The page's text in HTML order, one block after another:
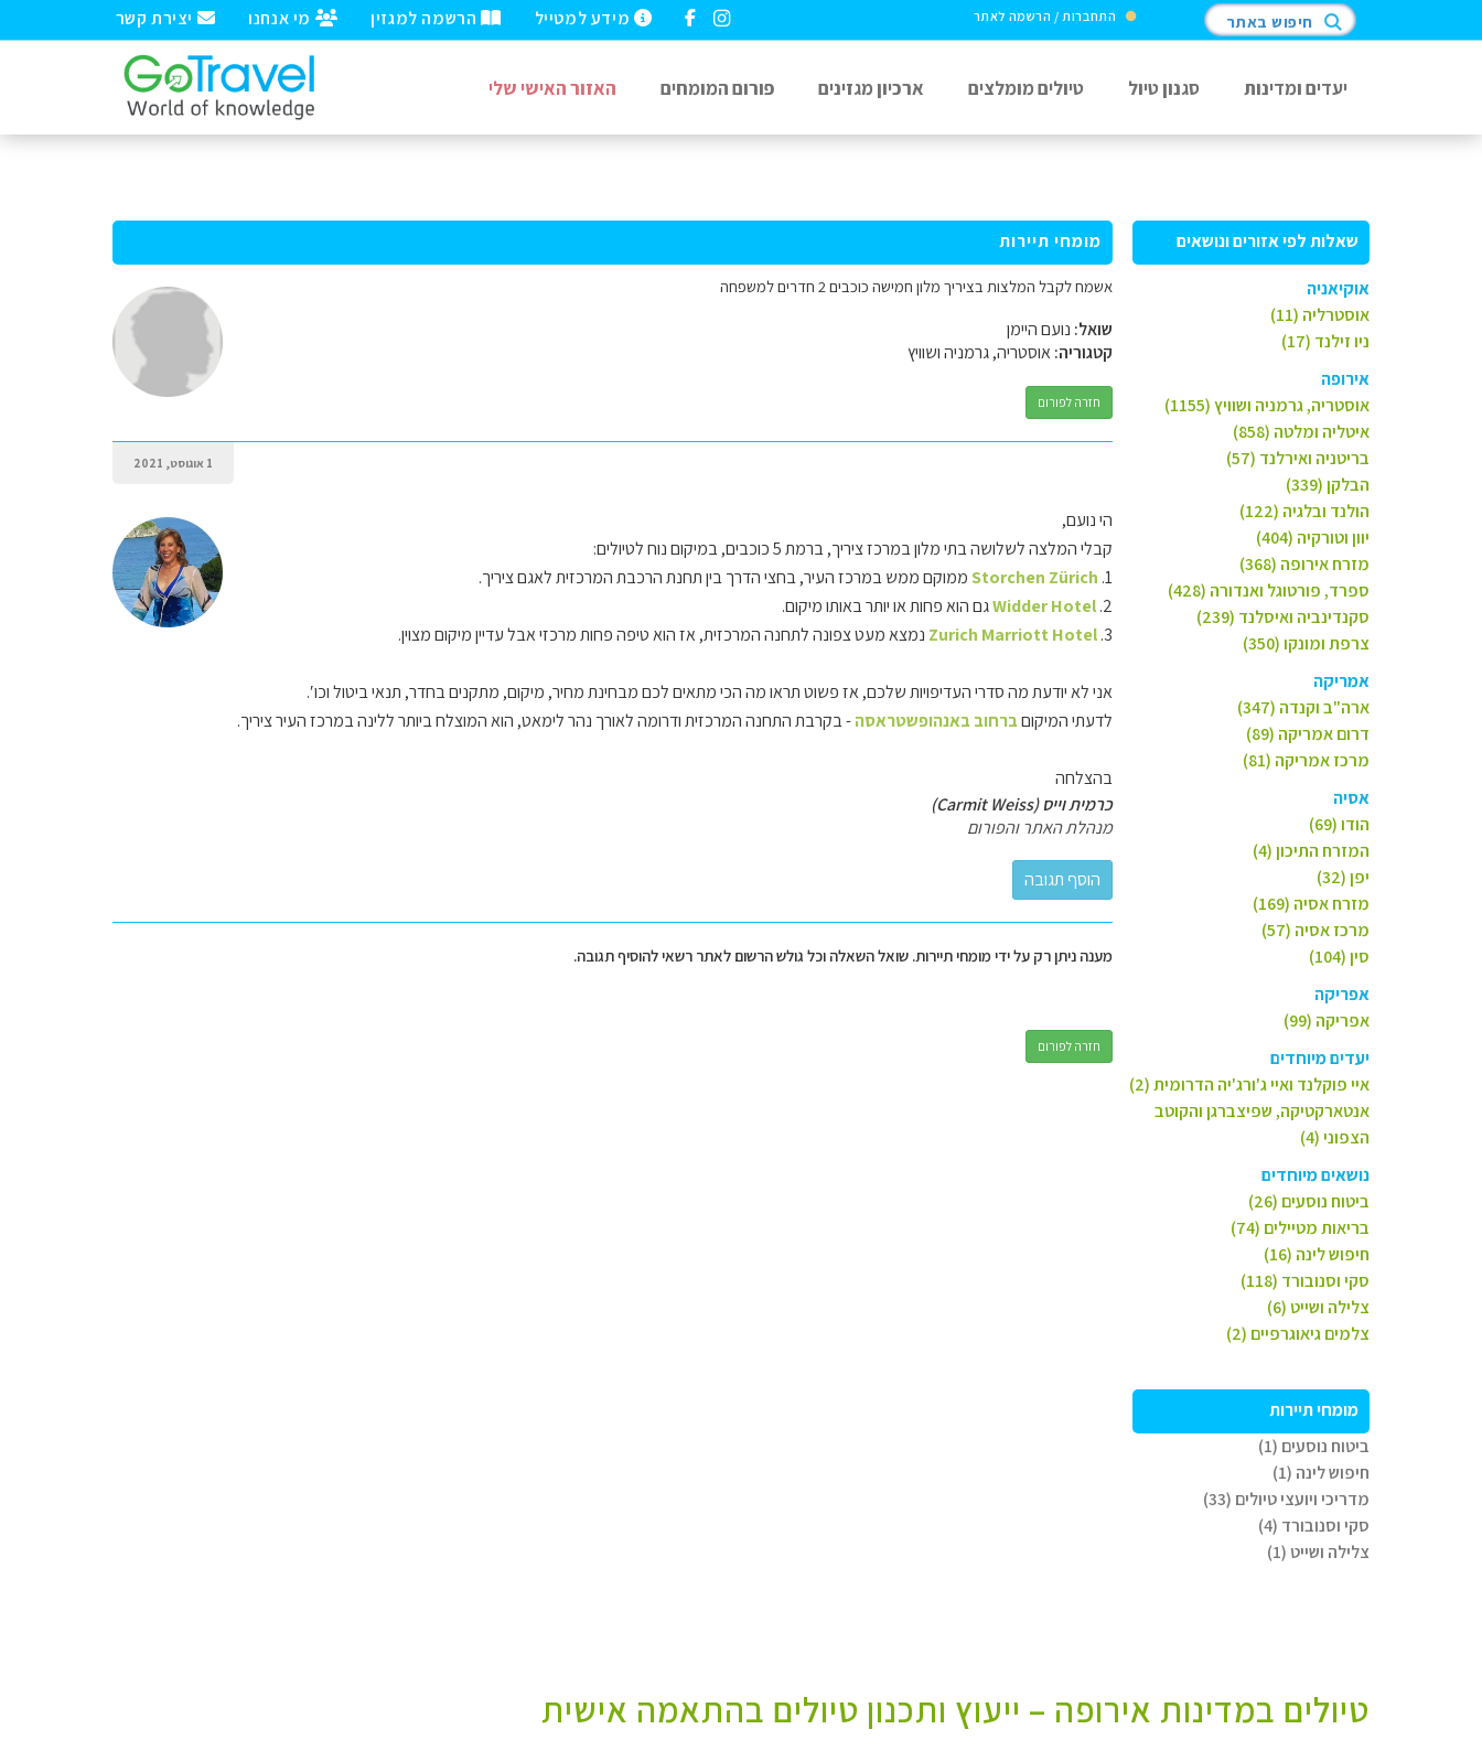
יצירת קשר מי אנחנו הרשמה למגזין מידע למטייל התחברות / הרשמה לאתר חיפוש באתר
יעדים ומדינות סגנון טיול טיולים מומלצים ארכיון מגזינים פורום המומחים האזור האישי שלי
שאלות לפי אזורים ונושאים
אוקיאניה
אוסטרליה (11)
ניו זילנד (17)
אירופה
אוסטריה, גרמניה ושוויץ (1155)
איטליה ומלטה (858)
בריטניה ואירלנד (57)
הבלקן (339)
הולנד ובלגיה (122)
יוון וטורקיה (404)
מזרח אירופה (368)
ספרד, פורטוגל ואנדורה (428)
סקנדינביה ואיסלנד (239)
צרפת ומונקו (350)
אמריקה
ארה"ב וקנדה (347)
דרום אמריקה (89)
מרכז אמריקה (81)
אסיה
הודו (69)
המזרח התיכון (4)
יפן (32)
מזרח אסיה (169)
מרכז אסיה (57)
סין (104)
אפריקה
אפריקה (99)
יעדים מיוחדים
איי פוקלנד ואיי ג'ורג'יה הדרומית (2)
אנטארקטיקה, שפיצברגן והקוטב
הצפוני (4)
נושאים מיוחדים
ביטוח נוסעים (26)
בריאות מטיילים (74)
חיפוש לינה (16)
סקי וסנובורד (118)
צלילה ושייט (6)
צלמים גיאוגרפיים (2)
מומחי תיירות
ביטוח נוסעים (1)
חיפוש לינה (1)
מדריכי ויועצי טיולים (33)
סקי וסנובורד (4)
צלילה ושייט (1)
מומחי תיירות
אשמח לקבל המלצות בציריך מלון חמישה כוכבים 2 חדרים למשפחה
שואל: נועם היימן
קטגוריה:אוסטריה, גרמניה ושוויץ
חזרה לפורום
1 אוגוסט, 2021
הי נועם,
קבלי המלצה לשלושה בתי מלון במרכז ציריך, ברמת 5 כוכבים, במיקום נוח לטיולים:
1.
Storchen Zürichממוקם ממש במרכז העיר, בחצי הדרך בין תחנת הרכבת המרכזית לאגם ציריך.
2.
Widder Hotelגם הוא פחות או יותר באותו מיקום.
3.
Zurich Marriott Hotel נמצא מעט צפונה לתחנה המרכזית, אז הוא טיפה פחות מרכזי אבל עדיין מיקום מצוין.
אני לא יודעת מה סדרי העדיפויות שלכם, אז פשוט תראו מה הכי מתאים לכם מבחינת מחיר, מיקום, מתקנים בחדר, תנאי ביטול וכו′.
לדעתי המיקוםברחוב באנהופשטראסה- בקרבת התחנה המרכזית ודרומה לאורך נהר לימאט, הוא המוצלח ביותר ללינה במרכז העיר ציריך.
בהצלחה
כרמית וייס (Carmit Weiss)
מנהלת האתר והפורום
מענה ניתן רק על ידי מומחי תיירות. שואל השאלה וכל גולש הרשום לאתר רשאי להוסיף תגובה.
חזרה לפורום
טיולים במדינות אירופה – ייעוץ ותכנון טיולים בהתאמה אישית